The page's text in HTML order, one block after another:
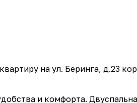
на ул. Беринга, д.23
и комфорта.